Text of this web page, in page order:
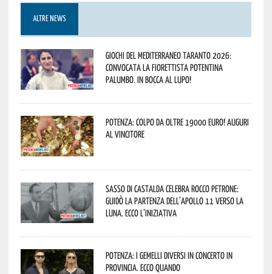
ALTRE NEWS
Giochi del Mediterraneo Taranto 2026:
convocata la fiorettista potentina
Palumbo. In bocca al lupo!
Potenza: colpo da oltre 19000 Euro! Auguri
al vincitore
Sasso di Castalda celebra Rocco Petrone:
guidò la partenza dell’Apollo 11 verso la
Luna. Ecco l’iniziativa
Potenza: i Gemelli DiVersi in concerto in
provincia. Ecco quando